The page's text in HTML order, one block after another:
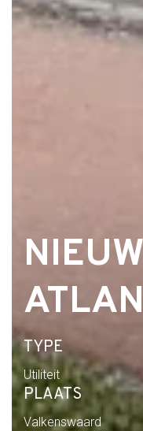
NIEUW
TYPE
Utiliteit
PLAATS
Valkenswaard